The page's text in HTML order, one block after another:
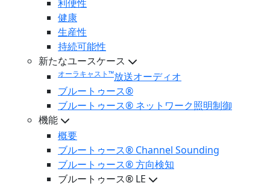
利便性
健康
生産性
持続可能性
新たなユースケース
オーラキャスト™放送オーディオ
ブルートゥース®
ブルートゥース® ネットワーク照明制御
機能
概要
ブルートゥース® Channel Sounding
ブルートゥース® 方向検知
ブルートゥース® LE